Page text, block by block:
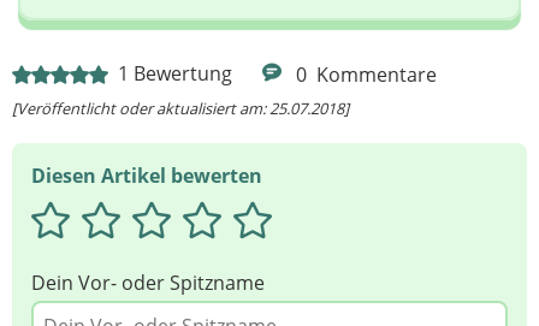
1 Bewertung 0 Kommentare
[Veröffentlicht oder aktualisiert am: 25.07.2018]
Diesen Artikel bewerten
Dein Vor- oder Spitzname
Ihre Nachricht